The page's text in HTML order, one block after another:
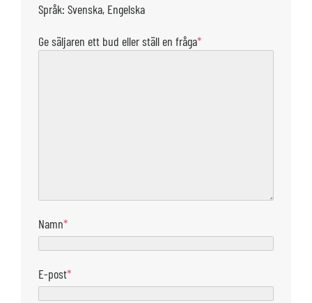
Språk: Svenska, Engelska
Ge säljaren ett bud eller ställ en fråga*
Namn*
E-post*